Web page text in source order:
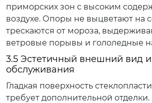
приморских зон с высоким
воздухе. Опоры не выцветают на
трескаются от мороза,
ветровые порывы и гололедные
3.5 Эстетичный внешний вид и
обслуживания
Гладкая поверхность
требует дополнительной